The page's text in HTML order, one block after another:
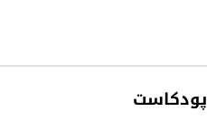
پودکاست